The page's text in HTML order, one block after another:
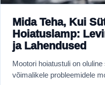
Mida Teha, Kui
Hoiatuslamp:
ja Lahendused
Mootori hoiatustuli on
võimalikele probleemidele